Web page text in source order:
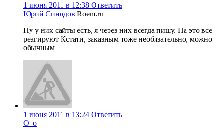
1 июня 2011 в 12:38 Ответить
Юрий Синодов Roem.ru
Ну у них сайты есть, я через них всегда пишу. На это все
реагируют Кстати, заказным тоже необязательно, можно
обычным
1 июня 2011 в 13:24 Ответить
O_o